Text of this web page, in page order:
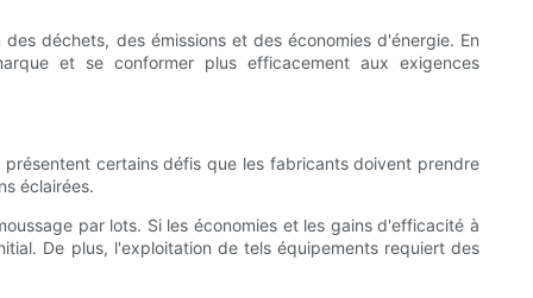
déchets, des émissions et des économies d'énergie. En
et se conformer plus efficacement aux exigences
certains défis que les fabricants doivent prendre
éclairées.
par lots. Si les économies et les gains d'efficacité à
De plus, l'exploitation de tels équipements requiert des